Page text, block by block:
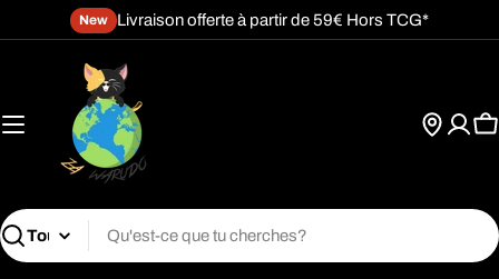
au
New Livraison offerte à partir de 59€ Hors TCG*
Recherche